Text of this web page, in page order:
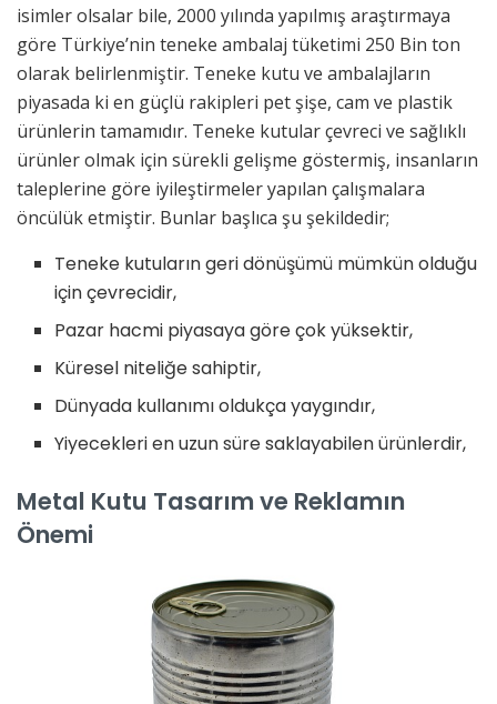
isimler olsalar bile, 2000 yılında yapılmış araştırmaya
göre Türkiye’nin teneke ambalaj tüketimi 250 Bin ton
olarak belirlenmiştir. Teneke kutu ve ambalajların
piyasada ki en güçlü rakipleri pet şişe, cam ve plastik
ürünlerin tamamıdır. Teneke kutular çevreci ve sağlıklı
ürünler olmak için sürekli gelişme göstermiş, insanların
taleplerine göre iyileştirmeler yapılan çalışmalara
öncülük etmiştir. Bunlar başlıca şu şekildedir;
Teneke kutuların geri dönüşümü mümkün olduğu
için çevrecidir,
Pazar hacmi piyasaya göre çok yüksektir,
Küresel niteliğe sahiptir,
Dünyada kullanımı oldukça yaygındır,
Yiyecekleri en uzun süre saklayabilen ürünlerdir,
Metal Kutu Tasarım ve Reklamın
Önemi